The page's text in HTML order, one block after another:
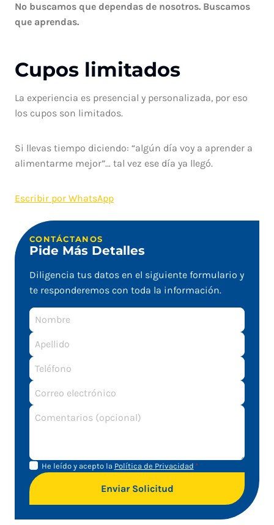
No buscamos que dependas de nosotros. Buscamos
que aprendas.
Cupos limitados
La experiencia es presencial y personalizada, por eso
los cupos son limitados.
Si llevas tiempo diciendo: “algún día voy a aprender a
alimentarme mejor”… tal vez ese día ya llegó.
Escribir por WhatsApp
CONTÁCTANOS
Pide Más Detalles
Diligencia tus datos en el siguiente formulario y
te responderemos con toda la información.
Nombre
Apellido
Correo
electrónico
Aviso de
Privacidad
Aviso
de
He leído y acepto la Política de Privacidad *
Enviar Solicitud